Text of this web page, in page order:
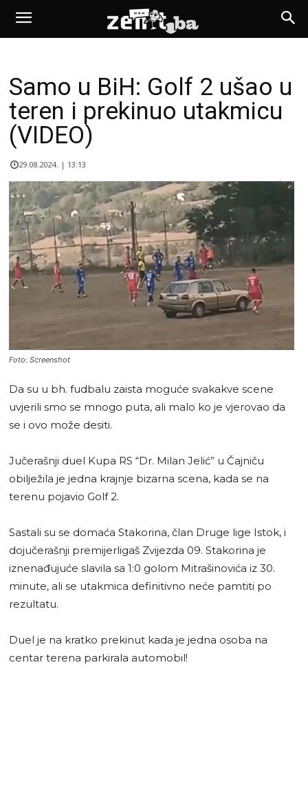
Samo u BiH: Golf 2 ušao u
teren i prekinuo utakmicu
(VIDEO)
29.08.2024. | 13:13
Foto: Screenshot
Da su u bh. fudbalu zaista moguće svakakve scene
uvjerili smo se mnogo puta, ali malo ko je vjerovao da
se i ovo može desiti.
Jučerašnji duel Kupa RS “Dr. Milan Jelić” u Čajniču
obilježila je jedna krajnje bizarna scena, kada se na
terenu pojavio Golf 2.
Sastali su se domaća Stakorina, član Druge lige Istok, i
dojučerašnji premijerligaš Zvijezda 09. Stakorina je
iznenađujuće slavila sa 1:0 golom Mitrašinovića iz 30.
minute, ali se utakmica definitivno neće pamtiti po
rezultatu.
Duel je na kratko prekinut kada je jedna osoba na
centar terena parkirala automobil!